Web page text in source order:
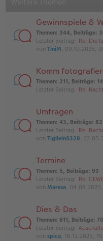
Gewinnspiele &
Themen: 344, Beiträge:
Letzter Beitrag: Re: Die
von TiniM, 09.10.2025,
Komm
Themen: 211, Beiträge:
Letzter Beitrag: Re:
Umfragen
Themen: 43, Beiträge:
Letzter Beitrag: Re:
von Tigilein0328,
Termine
Themen: 5, Beiträge: 93
Letzter Beitrag: Re:
von Maresa, 04.08.2025,
Dies & Das
Themen: 611, Beiträge:
Letzter Beitrag:
von spica, 18.12.2025,